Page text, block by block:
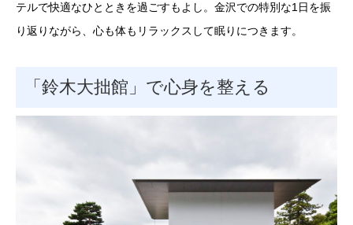
テルで快適なひとときを過ごすもよし。金沢での特別な1日を振
り返りながら、心も体もリラックスして眠りにつきます。
「鈴木大拙館」で心身を整える